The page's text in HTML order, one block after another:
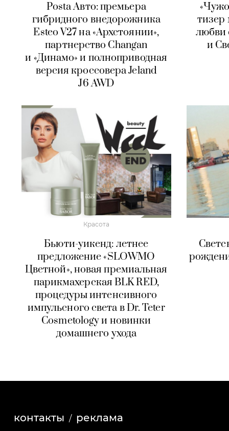
Posta Авто: премьера
гибридного внедорожника
Esteo V27 на «Архстоянии»,
партнерство Changan
и «Динамо» и полноприводная
версия кроссовера Jeland
J6 AWD
тизер
любви
и
Красота
Бьюти-уикенд: летнее
предложение «SLOWMO
Цветной», новая премиальная
парикмахерская BLK RED,
процедуры интенсивного
импульсного света в Dr. Teter
Cosmetology и новинки
домашнего ухода
контакты реклама